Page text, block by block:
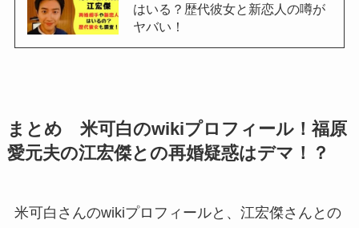
はいる？歴代彼女と新恋人の噂が
ヤバい！
まとめ 米可白のwikiプロフィール！福原
愛元夫の江宏傑との再婚疑惑はデマ！？
米可白さんのwikiプロフィールと、江宏傑さんとの